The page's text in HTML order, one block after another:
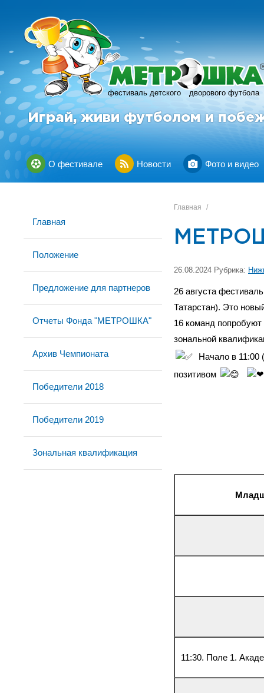
фестиваль детского дворового футбола
R
Играй, живи футболом и
О фестивале Новости Фото и видео
Главная
Положение
Предложение для партнеров
Отчеты Фонда "МЕТРОШКА"
Архив Чемпионата
Победители 2018
Победители 2019
Зональная квалификация
Главная /
26.08.2024 Рубрика:
26 августа
Татарстан). Это
16 команд
зональной
Начало в 11:00
позитивом
11:30. Поле 1.